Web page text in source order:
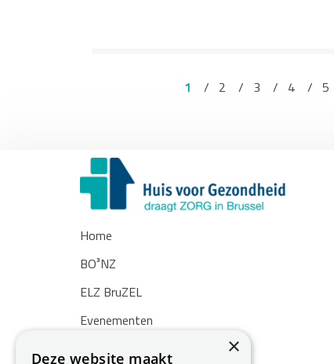
1 2 3 4 5
Home
BO³NZ
ELZ BruZEL
Evenementen
Nieuws ×
Deze website maakt